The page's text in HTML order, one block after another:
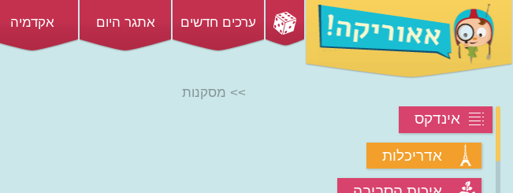
ערכים חדשים אתגר היום אקדמיה
אינדקס
אדריכלות
>> מסקנות